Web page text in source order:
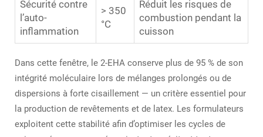
Sécurité contre
l’auto-
inflammation
> 350
°C
Réduit les risques de
combustion pendant la
cuisson
Dans cette fenêtre, le 2-EHA conserve plus de 95 % de son
intégrité moléculaire lors de mélanges prolongés ou de
dispersions à forte cisaillement — un critère essentiel pour
la production de revêtements et de latex. Les formulateurs
exploitent cette stabilité afin d’optimiser les cycles de